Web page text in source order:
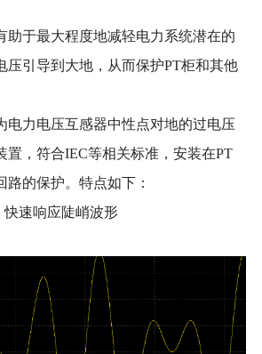
助于最大程度地减轻电力系统潜在的
压引导到大地，从而保护PT柜和其他
电力电压互感器中性点对地的过电压
置，符合IEC等相关标准，安装在PT
的保护。特点如下：
速响应陡峭波形